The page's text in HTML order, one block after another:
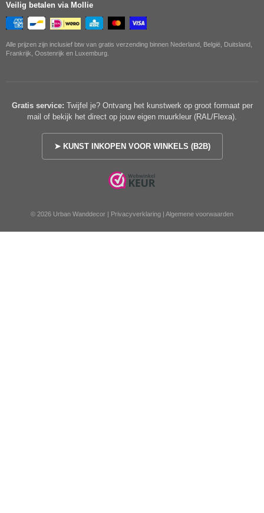
Veilig betalen via Mollie
Alle prijzen zijn inclusief btw van gratis verzending binnen Nederland, België, Duitsland,
Frankrijk, Oostenrijk en Luxemburg.
Gratis service: Twijfel je? Ontvang het kunstwerk op groot formaat per
mail of bekijk het direct op jouw eigen muurkleur (RAL/Flexa).
➤ KUNST INKOPEN VOOR WINKELS (B2B)
© 2026 Urban Wanddecor | Privacyverklaring | Algemene voorwaarden